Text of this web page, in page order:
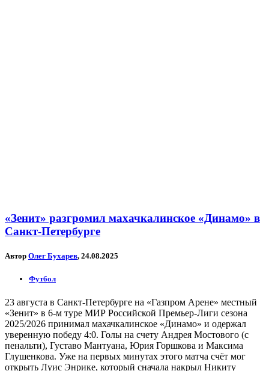
«Зенит» разгромил махачкалинское «Динамо» в
Санкт-Петербурге
Автор Олег Бухарев, 24.08.2025
Футбол
23 августа в Санкт-Петербурге на «Газпром Арене» местный
«Зенит» в 6-м туре МИР Российской Премьер-Лиги сезона
2025/2026 принимал махачкалинское «Динамо» и одержал
уверенную победу 4:0. Голы на счету Андрея Мостового (с
пенальти), Густаво Мантуана, Юрия Горшкова и Максима
Глушенкова. Уже на первых минутах этого матча счёт мог
открыть Луис Энрике, который сначала накрыл Никиту